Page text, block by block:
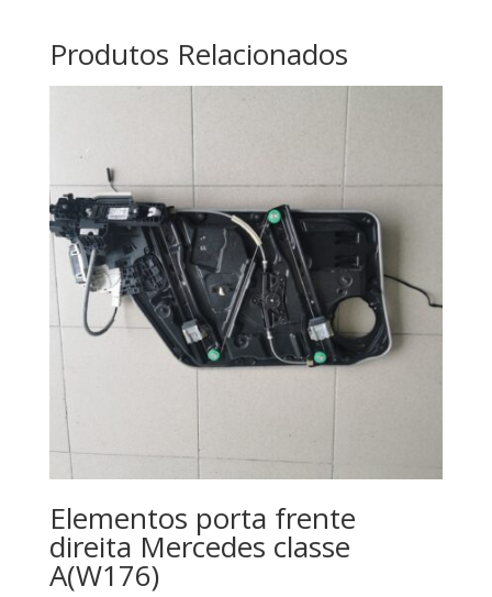
Produtos Relacionados
Elementos porta frente
direita Mercedes classe
A(W176)